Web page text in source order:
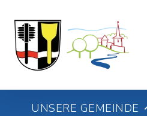
UNSERE GEMEINDE